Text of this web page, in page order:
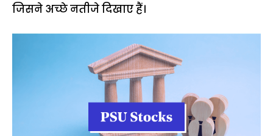
जिसने अच्छे नतीजे दिखाए हैं।